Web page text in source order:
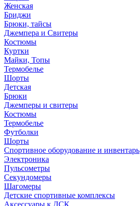
Женская
Бриджи
Брюки, тайсы
Джемпера и Свитеры
Костюмы
Куртки
Майки, Топы
Термобелье
Шорты
Детская
Брюки
Джемперы и свитеры
Костюмы
Термобелье
Футболки
Шорты
Спортивное оборудование и инвентарь
Электроника
Пульсометры
Секундомеры
Шагомеры
Детские спортивные комплексы
Аксессуары к ДСК